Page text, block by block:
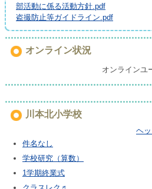
部活動に係る活動方針.pdf
盗撮防止等ガイドライン.pdf
オンライン状況
オンラインユ
川本北小学校
ヘ
件名なし
学校研究（算数）
1学期終業式